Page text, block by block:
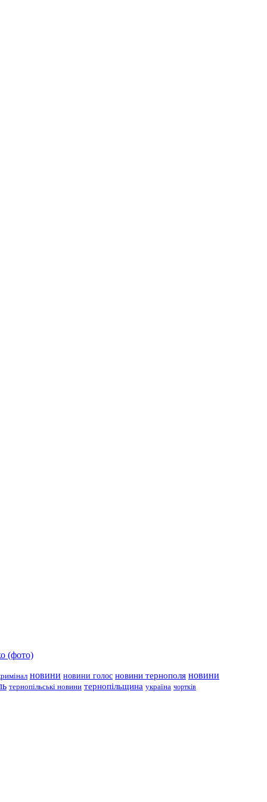
(фото)
новини новини голос новини тернополя новини
тернопільські новини тернопільщина україна чортків